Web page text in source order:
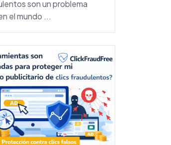
son un problema
el mundo ...